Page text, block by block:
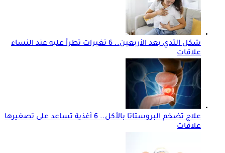
شكل الثدي بعد الأربعين.. 6 تغيرات تطرأ عليه عند النساء
علاقات
علاج تضخم البروستاتا بالأكل.. 6 أغذية تساعد على تصغيرها
علاقات